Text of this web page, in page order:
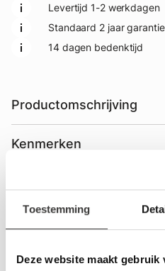
Toestemming
Deze website maakt gebruik
Levertijd 1-2 werkdagen
Standaard 2 jaar garantie
14 dagen bedenktijd
Productomschrijving
Kenmerken